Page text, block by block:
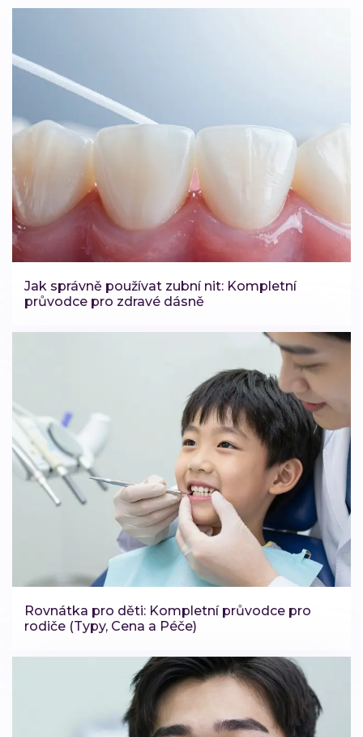
Jak správně používat zubní nit: Kompletní
průvodce pro zdravé dásně
Rovnátka pro děti: Kompletní průvodce pro
rodiče (Typy, Cena a Péče)